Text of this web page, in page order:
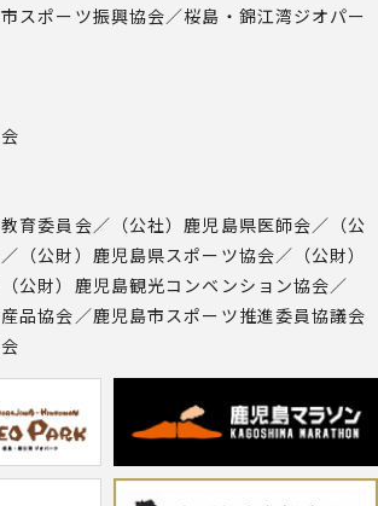
スポーツ振興協会／桜島・錦江湾ジオパー
育委員会／（公社）鹿児島県医師会／（公
（公財）鹿児島県スポーツ協会／（公財）
公財）鹿児島観光コンベンション協会／
産品協会／鹿児島市スポーツ推進委員協議会